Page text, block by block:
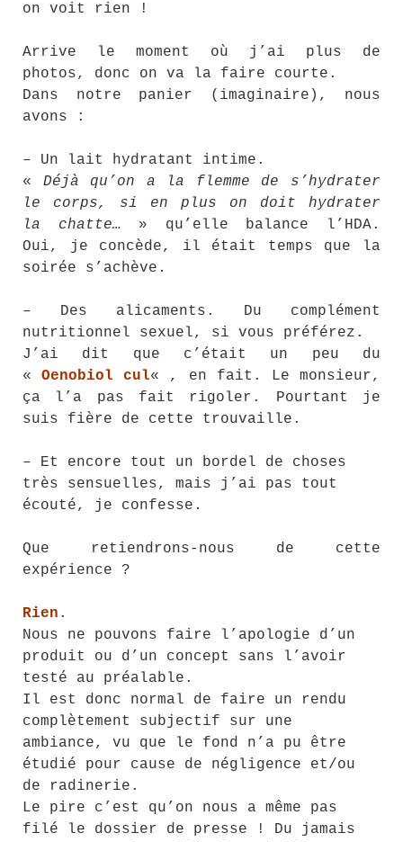
on voit rien !
Arrive le moment où j’ai plus de
photos, donc on va la faire courte.
Dans notre panier (imaginaire), nous
avons :
– Un lait hydratant intime.
« Déjà qu’on a la flemme de s’hydrater
le corps, si en plus on doit hydrater
la chatte… » qu’elle balance l’HDA.
Oui, je concède, il était temps que la
soirée s’achève.
– Des alicaments. Du complément
nutritionnel sexuel, si vous préférez.
J’ai dit que c’était un peu du
«Oenobiol cul« , en fait. Le monsieur,
ça l’a pas fait rigoler. Pourtant je
suis fière de cette trouvaille.
– Et encore tout un bordel de choses
très sensuelles, mais j’ai pas tout
écouté, je confesse.
Que retiendrons-nous de cette
expérience ?
Rien .
Nous ne pouvons faire l’apologie d’un
produit ou d’un concept sans l’avoir
testé au préalable.
Il est donc normal de faire un rendu
complètement subjectif sur une
ambiance, vu que le fond n’a pu être
étudié pour cause de négligence et/ou
de radinerie.
Le pire c’est qu’on nous a même pas
filé le dossier de presse ! Du jamais